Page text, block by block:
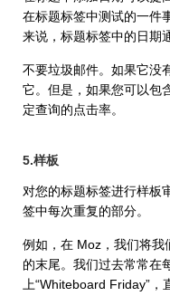
在标题标签中测试的一件
来说，标题标签中的日期
不要垃圾邮件。如果它没
它。但是，如果您可以包
定查询的点击率。
5.样板
对您的标题标签进行样板
签中每次重复的部分。
例如，在 Moz，我们将我
的末尾。我们过去常常在
上“Whiteboard Friday”